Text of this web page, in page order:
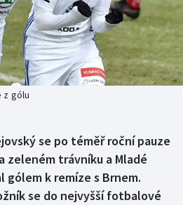
z gólu
se po téměř roční pauze
zeleném trávníku a Mladé
gólem k remíze s Brnem.
se do nejvyšší fotbalové